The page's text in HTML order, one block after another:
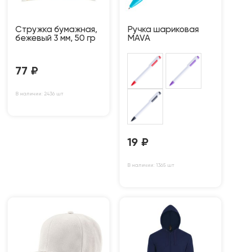
Стружка бумажная,
бежевый 3 мм, 50 гр
77 ₽
В наличии: 2436 шт
Ручка шариковая
MAVA
19 ₽
В наличии: 1365 шт